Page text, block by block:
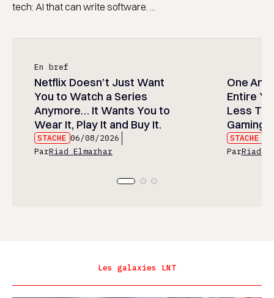
tech: AI that can write software. ...
En bref
Netflix Doesn’t Just Want
You to Watch a Series
Anymore… It Wants You to
Wear It, Play It and Buy It.
STACHE 06/08/2026
ParRiad Elmarhar
One
Entire
Less
Gaming
STACHE
ParRiad
Les galaxies LNT